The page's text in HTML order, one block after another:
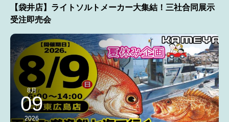
【袋井店】ライトソルトメーカー大集結！三社合同展示
受注即売会
8月
09
2026